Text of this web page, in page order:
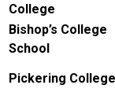
留学生指南
College
Bishop’s College
School
Pickering College